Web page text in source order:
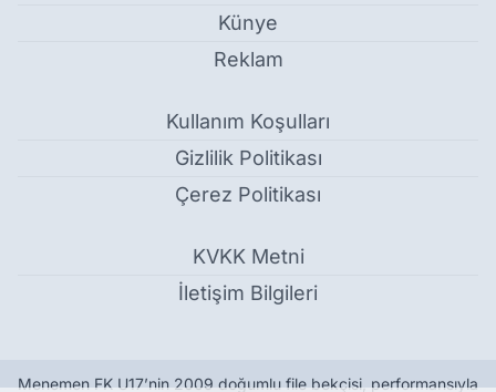
Künye
Reklam
Kullanım Koşulları
Gizlilik Politikası
Çerez Politikası
KVKK Metni
İletişim Bilgileri
Menemen FK U17’nin 2009 doğumlu file bekçisi, performansıyla